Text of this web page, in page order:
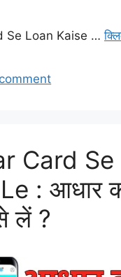
Se Loan Kaise …
Card Se
: आधार
लें ?